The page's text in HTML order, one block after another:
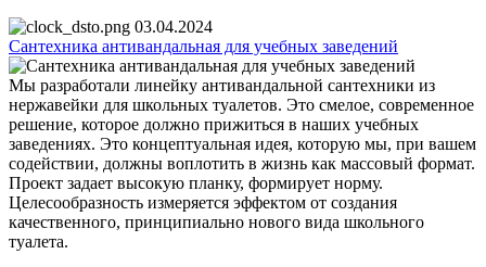
03.04.2024
Сантехника антивандальная для учебных заведений
Мы разработали линейку антивандальной сантехники из
нержавейки для школьных туалетов. Это смелое, современное
решение, которое должно прижиться в наших учебных
заведениях. Это концептуальная идея, которую мы, при вашем
содействии, должны воплотить в жизнь как массовый формат.
Проект задает высокую планку, формирует норму.
Целесообразность измеряется эффектом от создания
качественного, принципиально нового вида школьного
туалета.